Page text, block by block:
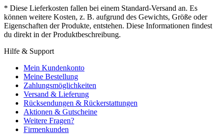
* Diese Lieferkosten fallen bei einem Standard-Versand an. Es
können weitere Kosten, z. B. aufgrund des Gewichts, Größe oder
Eigenschaften der Produkte, entstehen. Diese Informationen findest
du direkt in der Produktbeschreibung.
Hilfe & Support
Mein Kundenkonto
Meine Bestellung
Zahlungsmöglichkeiten
Versand & Lieferung
Rücksendungen & Rückerstattungen
Aktionen & Gutscheine
Weitere Fragen?
Firmenkunden